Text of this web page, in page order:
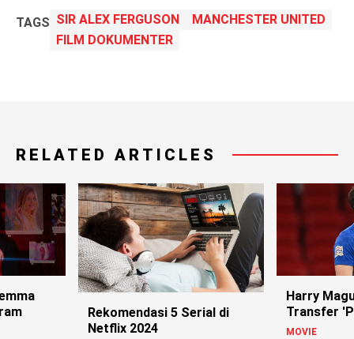
TAGS SIR ALEX FERGUSON
MANCHESTER UNITED
FILM DOKUMENTER
RELATED ARTICLES
Rekomendasi 5 Serial di
Netflix 2024
Harry
Transfer
MOVIE